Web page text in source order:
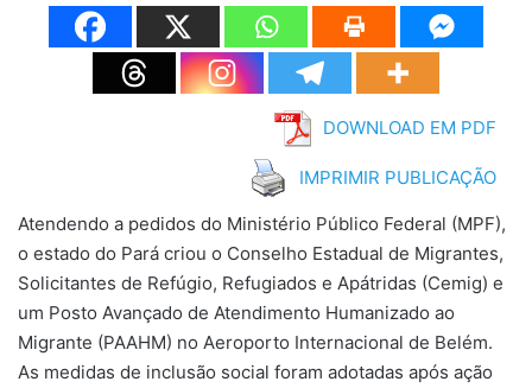
DOWNLOAD EM PDF
IMPRIMIR PUBLICAÇÃO
Atendendo a pedidos do Ministério Público Federal (MPF),
o estado do Pará criou o Conselho Estadual de Migrantes,
Solicitantes de Refúgio, Refugiados e Apátridas (Cemig) e
um Posto Avançado de Atendimento Humanizado ao
Migrante (PAAHM) no Aeroporto Internacional de Belém.
As medidas de inclusão social foram adotadas após ação